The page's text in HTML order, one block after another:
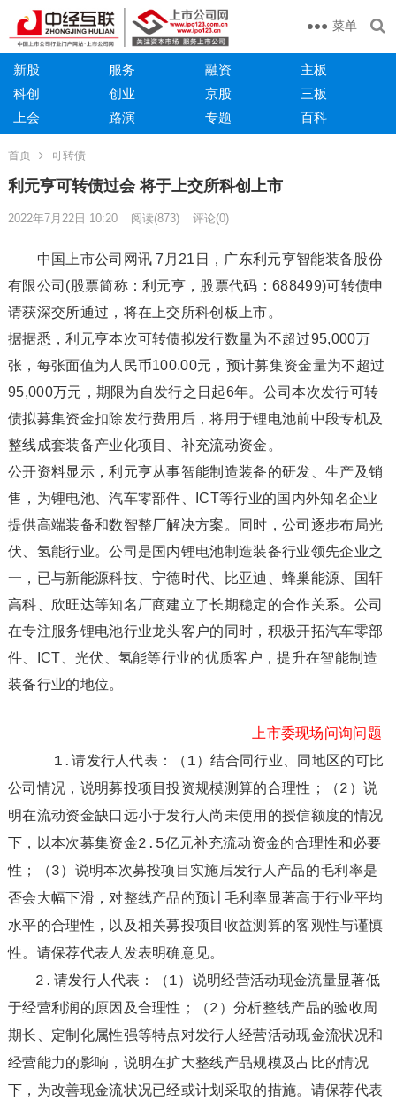
菜单
新股 服务 融资
主板
科创
创业 京股
三板
上会
路演 专题 百科
首页 可转债
利元亨可转债过会 将于上交所科创上市
2022年7月22日 10:20 阅读(873) 评论(0)
中国上市公司网讯 7月21日，广东利元亨智能装备股份
有限公司(股票简称：利元亨，股票代码：688499)可转债申
请获深交所通过，将在上交所科创板上市。
据据悉，利元亨本次可转债拟发行数量为不超过95,000万
张，每张面值为人民币100.00元，预计募集资金量为不超过
95,000万元，期限为自发行之日起6年。公司本次发行可转
债拟募集资金扣除发行费用后，将用于锂电池前中段专机及
整线成套装备产业化项目、补充流动资金。
公开资料显示，利元亨从事智能制造装备的研发、生产及销
售，为锂电池、汽车零部件、ICT等行业的国内外知名企业
提供高端装备和数智整厂解决方案。同时，公司逐步布局光
伏、氢能行业。公司是国内锂电池制造装备行业领先企业之
一，已与新能源科技、宁德时代、比亚迪、蜂巢能源、国轩
高科、欣旺达等知名厂商建立了长期稳定的合作关系。公司
在专注服务锂电池行业龙头客户的同时，积极开拓汽车零部
件、ICT、光伏、氢能等行业的优质客户，提升在智能制造
装备行业的地位。
上市委现场问询问题
1.请发行人代表：（1）结合同行业、同地区的可比
公司情况，说明募投项目投资规模测算的合理性；（2）说
明在流动资金缺口远小于发行人尚未使用的授信额度的情况
下，以本次募集资金2.5亿元补充流动资金的合理性和必要
性；（3）说明本次募投项目实施后发行人产品的毛利率是
否会大幅下滑，对整线产品的预计毛利率显著高于行业平均
水平的合理性，以及相关募投项目收益测算的客观性与谨慎
性。请保荐代表人发表明确意见。
2.请发行人代表：（1）说明经营活动现金流量显著低
于经营利润的原因及合理性；（2）分析整线产品的验收周
期长、定制化属性强等特点对发行人经营活动现金流状况和
经营能力的影响，说明在扩大整线产品规模及占比的情况
下，为改善现金流状况已经或计划采取的措施。请保荐代表